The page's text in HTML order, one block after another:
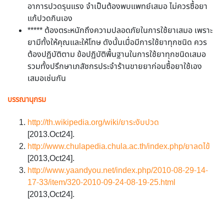
อาการปวดรุนแรง จำเป็นต้องพบแพทย์เสมอ ไม่ควรซื้อยา
แก้ปวดกินเอง
***** ต้องตระหนักถึงความปลอดภัยในการใช้ยาเสมอ เพราะ
ยามีทั้งให้คุณและให้โทษ ดังนั้นเมื่อมีการใช้ยาทุกชนิด ควร
ต้องปฏิบัติตาม ข้อปฏิบัติพื้นฐานในการใช้ยาทุกชนิดเสมอ
รวมทั้งปรึกษาเภสัชกรประจำร้านขายยาก่อนซื้อยาใช้เอง
เสมอเช่นกัน
บรรณานุกรม
http://th.wikipedia.org/wiki/ยาระงับปวด
[2013.Oct24].
http://www.chulapedia.chula.ac.th/index.php/ยาลดไข้
[2013,Oct24].
http://www.yaandyou.net/index.php/2010-08-29-14-
17-33/item/320-2010-09-24-08-19-25.html
[2013,Oct24].